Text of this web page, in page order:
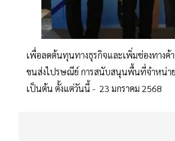
เพื่อลดต้นทุนทางธุรกิจและเพิ่มช่องทางค้า
ขนส่งไปรษณีย์ การสนับสนุนพื้นที่จำหน่าย
เป็นต้น ตั้งแต่วันนี้ - 23 มกราคม 2568